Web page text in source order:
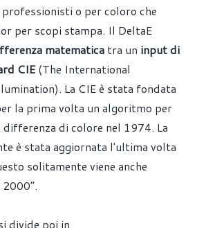
o per coloro che
per scopi stampa. Il DeltaE
matematica tra un input di
CIE (The International
La CIE è stata fondata
la prima volta un algoritmo per
di colore nel 1974. La
è stata aggiornata l'ultima volta
solitamente viene anche
divide poi in